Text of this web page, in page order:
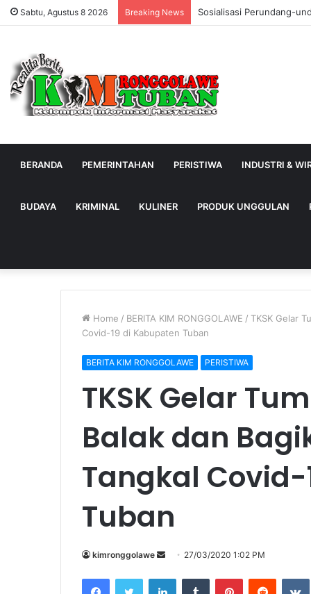
Sabtu, Agustus 8 2026 Breaking News Sosialisasi Perundang-
BERANDA PEMERINTAHAN PERISTIWA INDUSTRI &
BUDAYA KRIMINAL KULINER PRODUK UNGGULAN
Home / BERITA KIM RONGGOLAWE / TKSK Gelar
Covid-19 di Kabupaten Tuban
BERITA KIM RONGGOLAWE PERISTIWA
TKSK Gelar
Balak dan
Tangkal
Tuban
kimronggolawe
n
27/03/2020 1:02 PM